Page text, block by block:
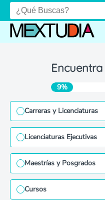
9%
Carreras y Licenciaturas
Licenciaturas Ejecutivas
Maestrías y Posgrados
Cursos